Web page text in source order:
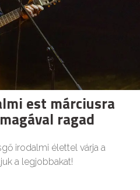
est márciusra
ragad
irodalmi élettel várja a
a legjobbakat!